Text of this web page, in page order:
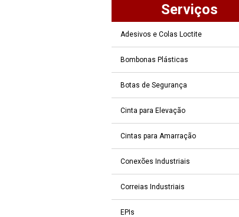
Serviços
Adesivos e Colas Loctite
Bombonas Plásticas
Botas de Segurança
Cinta para Elevação
Cintas para Amarração
Conexões Industriais
Correias Industriais
EPIs